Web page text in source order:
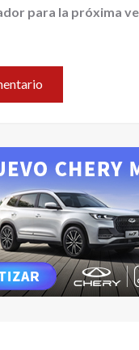
para la próxima